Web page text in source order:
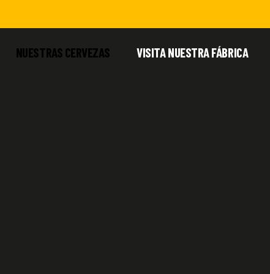
NUESTRAS CERVEZAS VISITA NUESTRA FÁBRICA